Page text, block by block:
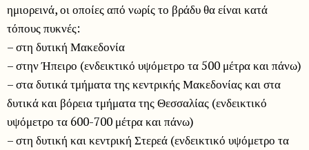
ημιορεινά, οι οποίες από νωρίς το βράδυ θα είναι κατά
τόπους πυκνές:
– στη δυτική Μακεδονία
– στην Ήπειρο (ενδεικτικό υψόμετρο τα 500 μέτρα και πάνω)
– στα δυτικά τμήματα της κεντρικής Μακεδονίας και στα
δυτικά και βόρεια τμήματα της Θεσσαλίας (ενδεικτικό
υψόμετρο τα 600-700 μέτρα και πάνω)
– στη δυτική και κεντρική Στερεά (ενδεικτικό υψόμετρο τα